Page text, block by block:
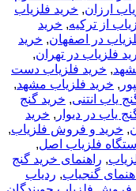
ارزان, خرید فلزیاب
از ترکیه, خرید
در اصفهان, خرید
فلزیاب در تهران,
, خرید فلزیاب دست
, خرید فلزیاب مشهد,
یاب انتنی, خرید گنج
یاب در دیوار , خرید
, خرید و فروش فلزیاب,
فلزیاب اصل,
, راهنمای خرید گنج
گنجیاب, ردیاب